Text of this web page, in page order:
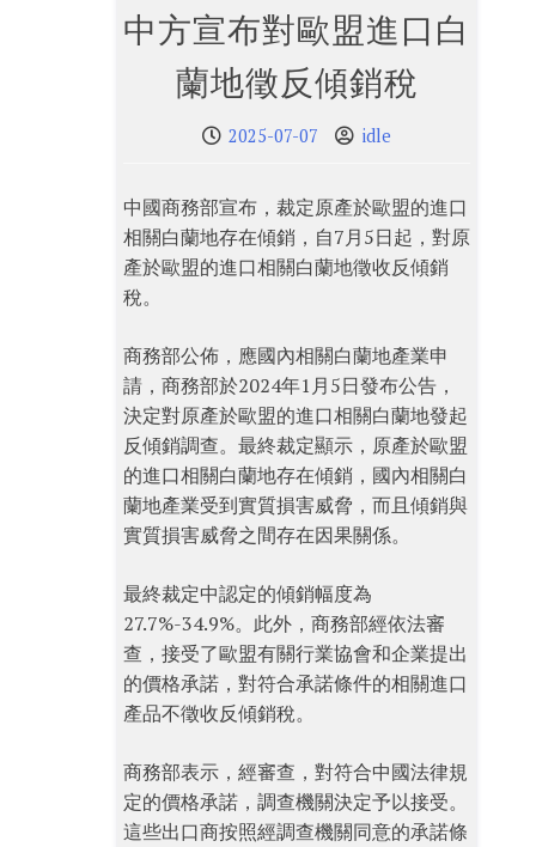
中方宣布對歐盟進口白
蘭地徵反傾銷稅
2025-07-07 idle
中國商務部宣布，裁定原產於歐盟的進口
相關白蘭地存在傾銷，自7月5日起，對原
產於歐盟的進口相關白蘭地徵收反傾銷
稅。
商務部公佈，應國內相關白蘭地產業申
請，商務部於2024年1月5日發布公告，
決定對原產於歐盟的進口相關白蘭地發起
反傾銷調查。最終裁定顯示，原產於歐盟
的進口相關白蘭地存在傾銷，國內相關白
蘭地產業受到實質損害威脅，而且傾銷與
實質損害威脅之間存在因果關係。
最終裁定中認定的傾銷幅度為
27.7%-34.9%。此外，商務部經依法審
查，接受了歐盟有關行業協會和企業提出
的價格承諾，對符合承諾條件的相關進口
產品不徵收反傾銷稅。
商務部表示，經審查，對符合中國法律規
定的價格承諾，調查機關決定予以接受。
這些出口商按照經調查機關同意的承諾條